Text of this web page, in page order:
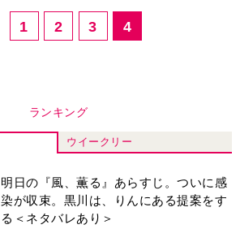
1 2 3 4
ランキング
ウイークリー
明日の『風、薫る』あらすじ。ついに感
染が収束。黒川は、りんにある提案をす
る＜ネタバレあり＞